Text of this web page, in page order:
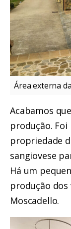
Área externa
Acabamos
produção.
propriedade
sangiovese
Há um
produção
Moscadello.